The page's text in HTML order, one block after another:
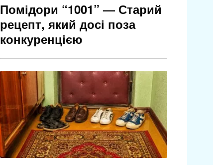
Помідори “1001” — Старий
рецепт, який досі поза
конкуренцією